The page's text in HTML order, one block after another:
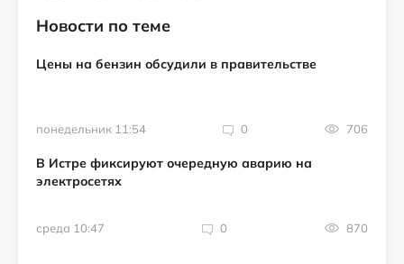
Новости по теме
Цены на бензин обсудили в правительстве
понедельник 11:54 0 706
В Истре фиксируют очередную аварию на
электросетях
среда 10:47 0 870